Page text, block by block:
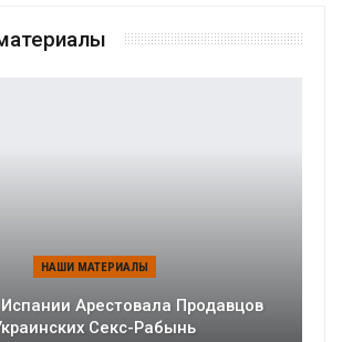
НАШИ МАТЕРИАЛЫ
Арестовала Продавцов
Секс-Рабынь